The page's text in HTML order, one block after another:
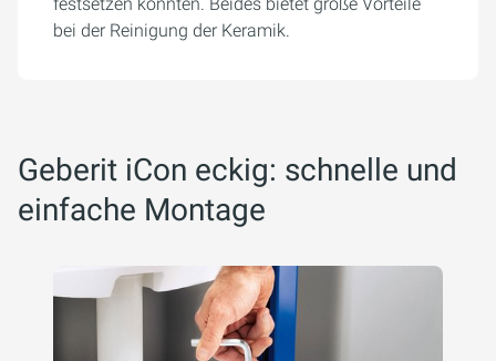
bei der Reinigung der Keramik.
Geberit iCon eckig: schnelle und
einfache Montage